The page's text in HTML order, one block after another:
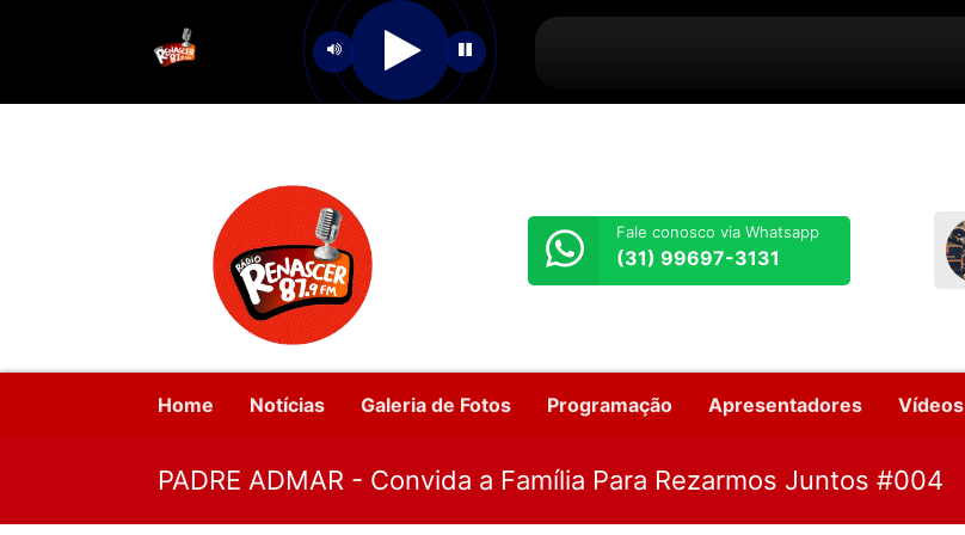
Fale conosco via Whatsapp
(31) 99697-3131
Home Notícias Galeria de Fotos Programação Apresentadores Vídeos
PADRE ADMAR - Convida a Família Para Rezarmos Juntos #004